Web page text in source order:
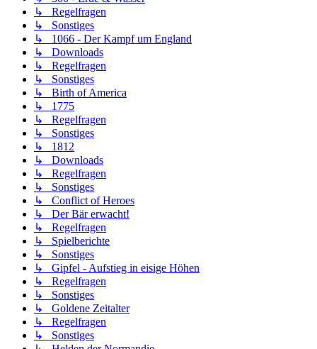
↳ Regelfragen
↳ Sonstiges
↳ 1066 - Der Kampf um England
↳ Downloads
↳ Regelfragen
↳ Sonstiges
↳ Birth of America
↳ 1775
↳ Regelfragen
↳ Sonstiges
↳ 1812
↳ Downloads
↳ Regelfragen
↳ Sonstiges
↳ Conflict of Heroes
↳ Der Bär erwacht!
↳ Regelfragen
↳ Spielberichte
↳ Sonstiges
↳ Gipfel - Aufstieg in eisige Höhen
↳ Regelfragen
↳ Sonstiges
↳ Goldene Zeitalter
↳ Regelfragen
↳ Sonstiges